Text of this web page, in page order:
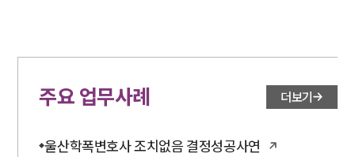
주요 업무사례 더보기
울산학폭변호사 조치없음 결정성공사연